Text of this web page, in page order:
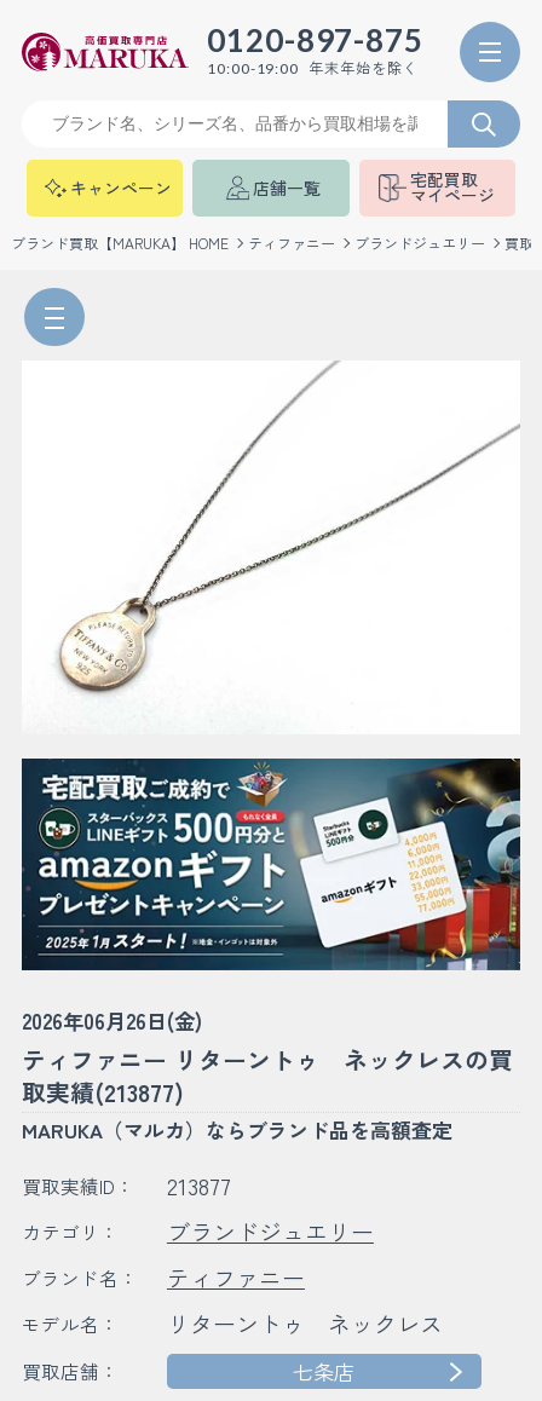
0120-897-875
10:00-19:00 年末年始を除く
キャンペーン 店舗一覧 宅配買取
マイページ
ブランド買取【MARUKA】 HOME ティファニー ブランドジュエリー 買取
2026年06月26日(金)
ティファニー リターントゥ ネックレスの買
取実績(213877)
MARUKA（マルカ）ならブランド品を高額査定
買取実績ID： 213877
カテゴリ： ブランドジュエリー
ブランド名： ティファニー
モデル名： リターントゥ ネックレス
買取店舗： 七条店